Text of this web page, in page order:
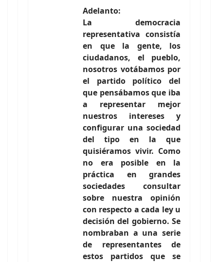
Adelanto:
La democracia
representativa consistía
en que la gente, los
ciudadanos, el pueblo,
nosotros votábamos por
el partido político del
que pensábamos que iba
a representar mejor
nuestros intereses y
configurar una sociedad
del tipo en la que
quisiéramos vivir. Como
no era posible en la
práctica en grandes
sociedades consultar
sobre nuestra opinión
con respecto a cada ley u
decisión del gobierno. Se
nombraban a una serie
de representantes de
estos partidos que se